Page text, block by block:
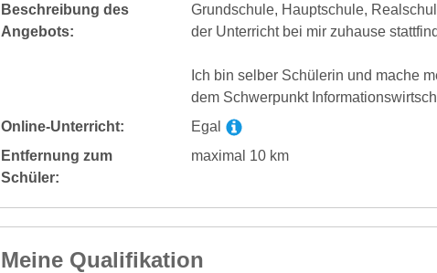
Beschreibung des
Angebots:
Grundschule, Hauptschule,
der Unterricht bei mir zuhause
Ich bin selber Schülerin und mache
dem Schwerpunkt
Online-Unterricht:
Egal
Entfernung zum
Schüler:
maximal 10 km
Meine Qualifikation